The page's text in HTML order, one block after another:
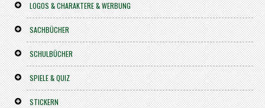
LOGOS & CHARAKTERE & WERBUNG
SACHBÜCHER
SCHULBÜCHER
SPIELE & QUIZ
STICKERN